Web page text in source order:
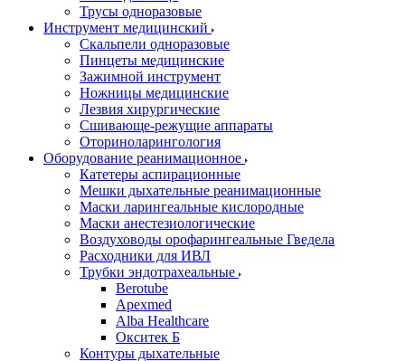
Трусы одноразовые
Инструмент медицинский
Скальпели одноразовые
Пинцеты медицинские
Зажимной инструмент
Ножницы медицинские
Лезвия хирургические
Сшивающе-режущие аппараты
Оториноларингология
Оборудование реанимационное
Катетеры аспирационные
Мешки дыхательные реанимационные
Маски ларингеальные кислородные
Маски анестезиологические
Воздуховоды орофарингеальные Гведела
Расходники для ИВЛ
Трубки эндотрахеальные
Berotube
Apexmed
Alba Healthcare
Окситек Б
Контуры дыхательные